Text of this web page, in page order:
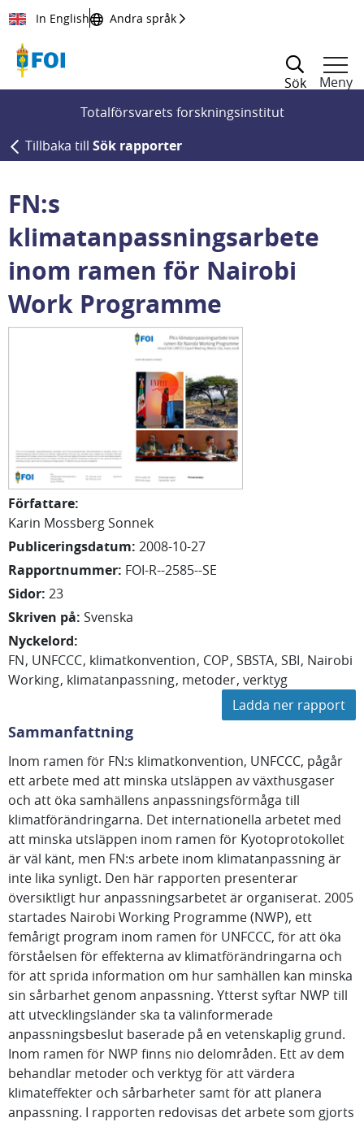
Till innehållet
In English Andra språk
Sök
Meny
Totalförsvarets forskningsinstitut
Tillbaka till Sök rapporter
FN:s
klimatanpassningsarbete
inom ramen för Nairobi
Work Programme
Författare:
Karin Mossberg Sonnek
Publiceringsdatum: 2008-10-27
Rapportnummer: FOI-R--2585--SE
Sidor: 23
Skriven på: Svenska
Nyckelord:
FN UNFCCC klimatkonvention COP SBSTA SBI Nairobi
Working klimatanpassning metoder verktyg
Ladda ner rapport
Sammanfattning
Inom ramen för FN:s klimatkonvention, UNFCCC, pågår
ett arbete med att minska utsläppen av växthusgaser
och att öka samhällens anpassningsförmåga till
klimatförändringarna. Det internationella arbetet med
att minska utsläppen inom ramen för Kyotoprotokollet
är väl känt, men FN:s arbete inom klimatanpassning är
inte lika synligt. Den här rapporten presenterar
översiktligt hur anpassningsarbetet är organiserat. 2005
startades Nairobi Working Programme (NWP), ett
femårigt program inom ramen för UNFCCC, för att öka
förståelsen för effekterna av klimatförändringarna och
för att sprida information om hur samhällen kan minska
sin sårbarhet genom anpassning. Ytterst syftar NWP till
att utvecklingsländer ska ta välinformerade
anpassningsbeslut baserade på en vetenskaplig grund.
Inom ramen för NWP finns nio delområden. Ett av dem
behandlar metoder och verktyg för att värdera
klimateffekter och sårbarheter samt för att planera
anpassning. I rapporten redovisas det arbete som gjorts